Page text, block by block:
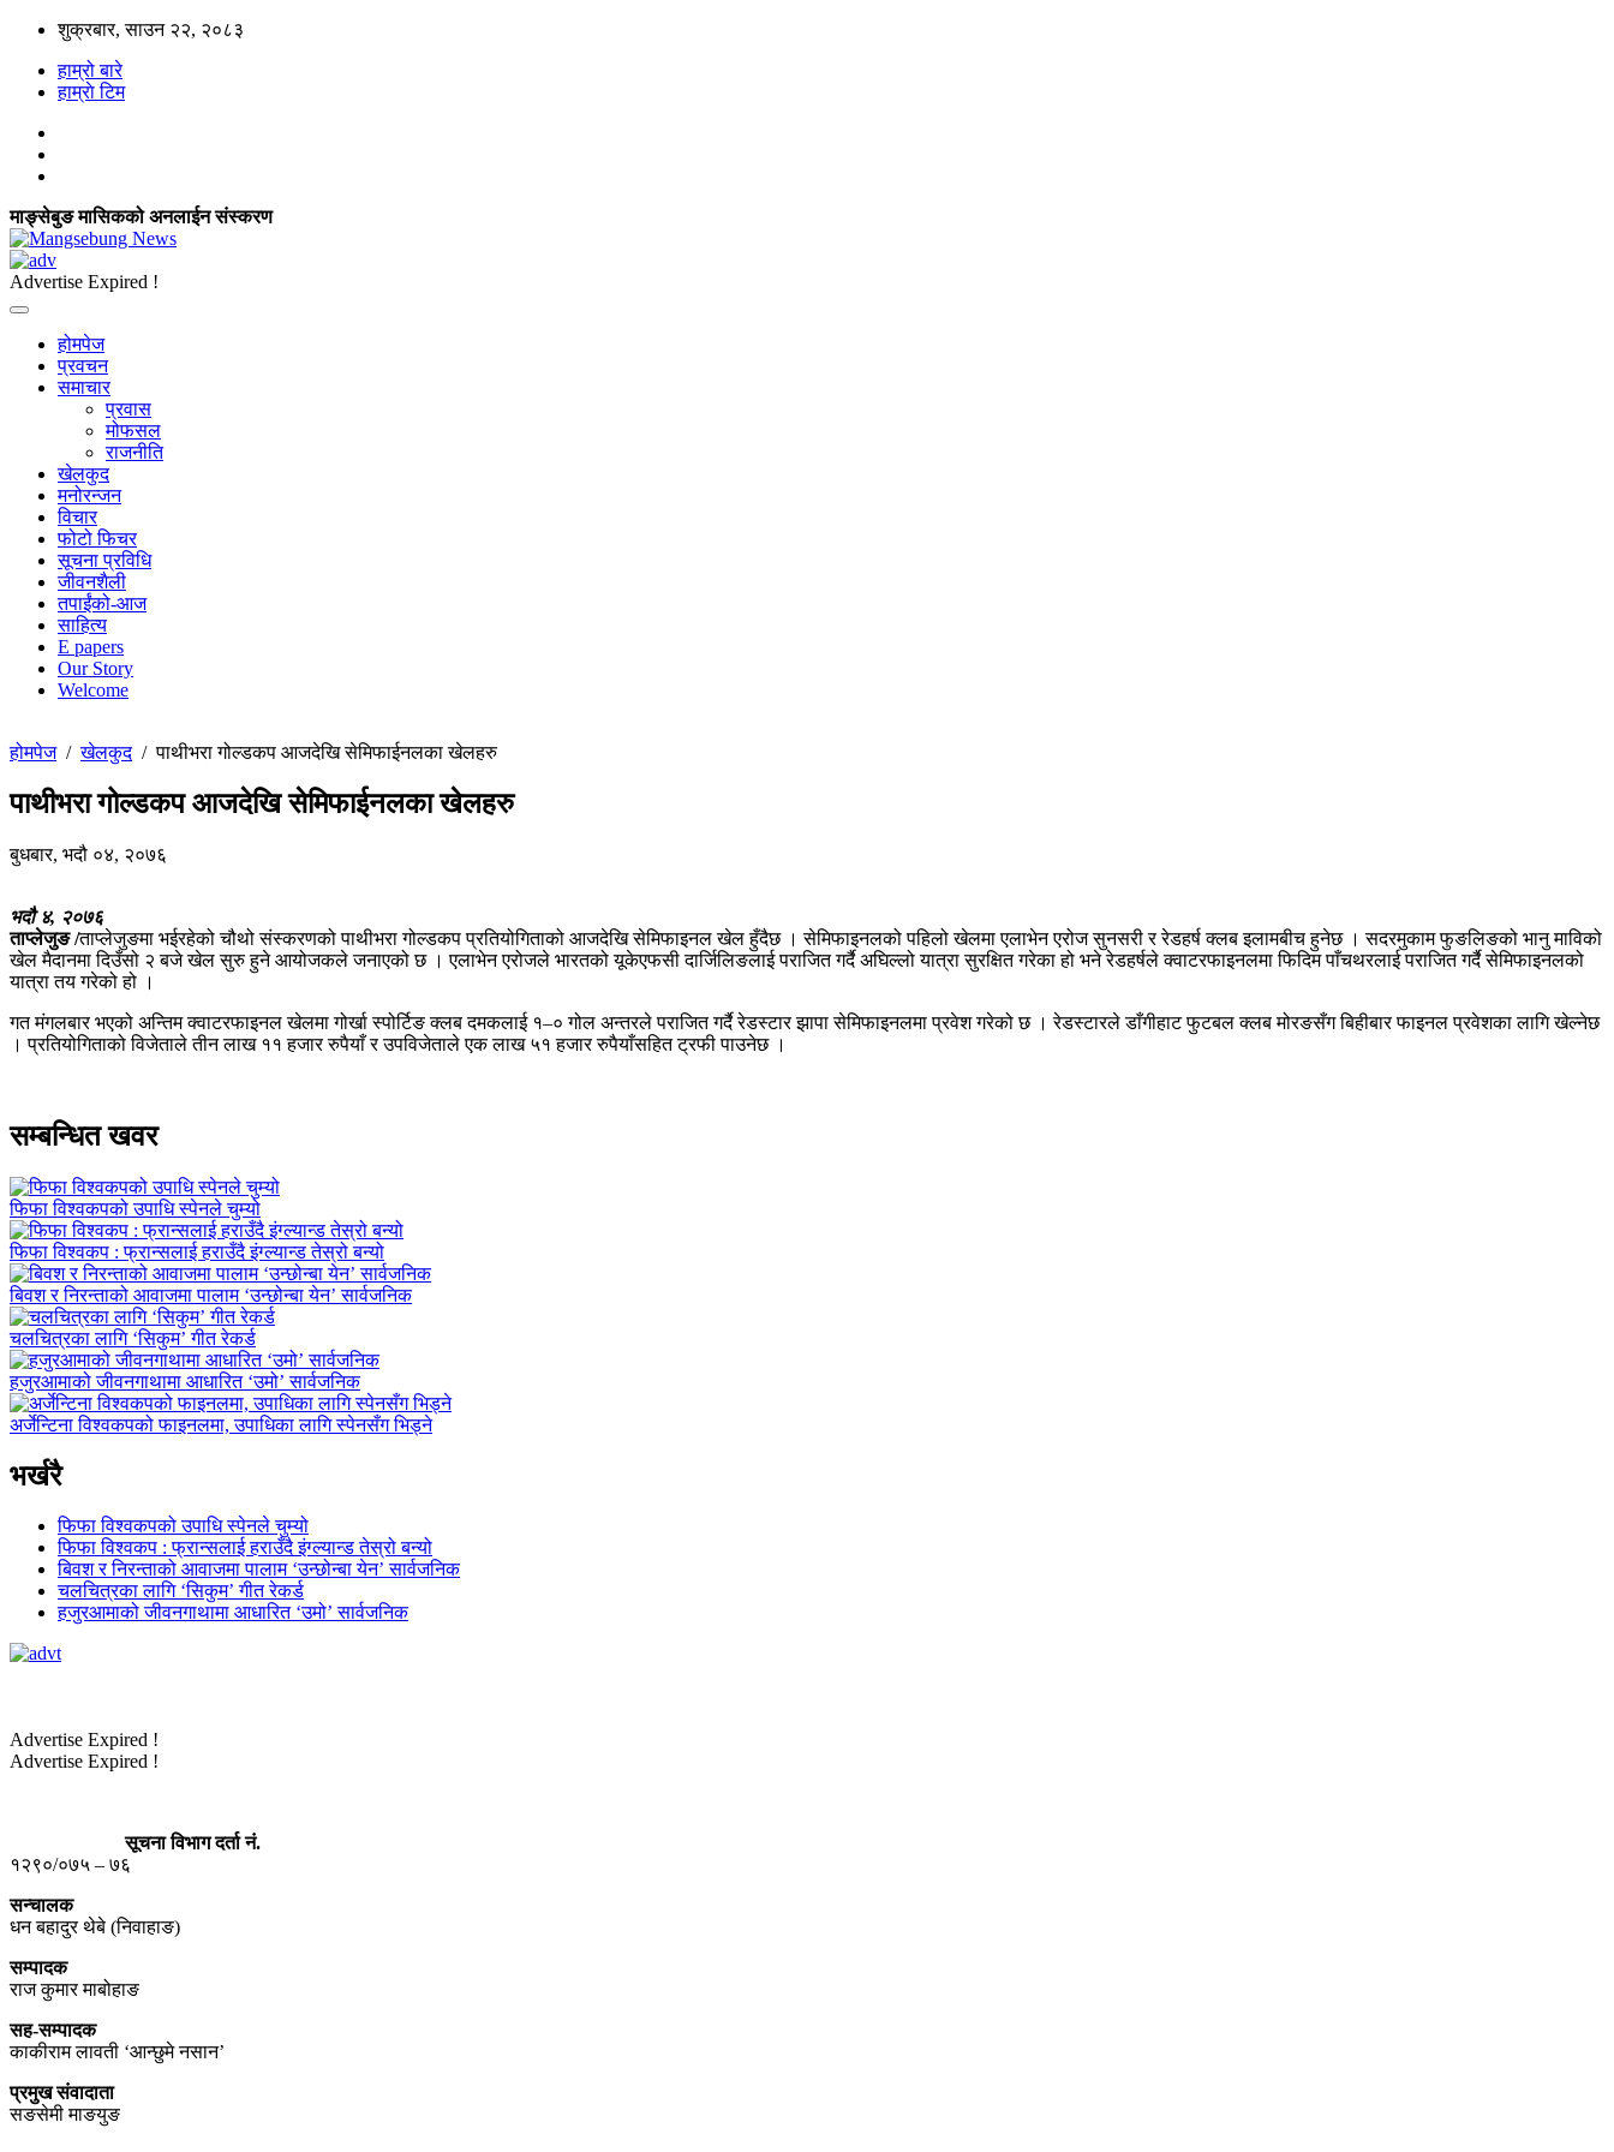
शुक्रबार, साउन २२, २०८३
हाम्रो बारे
हाम्राे टिम
माङ्सेबुङ मासिकको अनलाईन संस्करण
Advertise Expired !
होमपेज
प्रवचन
समाचार
प्रवास
मोफसल
राजनीति
खेलकुद
मनोरन्जन
विचार
फोटो फिचर
सूचना प्रविधि
जीवनशैली
तपाईंको-आज
साहित्य
E papers
Our Story
Welcome
होमपेज/खेलकुद/पाथीभरा गोल्डकप आजदेखि सेमिफाईनलका खेलहरु
पाथीभरा गोल्डकप आजदेखि सेमिफाईनलका खेलहरु
बुधबार, भदौ ०४, २०७६
भदौ ४, २०७६
ताप्लेजुङ /ताप्लेजुङमा भईरहेको चौथो संस्करणको पाथीभरा गोल्डकप प्रतियोगिताको आजदेखि सेमिफाइनल खेल हुँदैछ । सेमिफाइनलको पहिलो खेलमा एलाभेन एरोज सुनसरी र रेडहर्ष क्लब इलामबीच हुनेछ । सदरमुकाम फुङलिङको भानु माविको
खेल मैदानमा दिउँसो २ बजे खेल सुरु हुने आयोजकले जनाएको छ । एलाभेन एरोजले भारतको यूकेएफसी दार्जिलिङलाई पराजित गर्दै अघिल्लो यात्रा सुरक्षित गरेका हो भने रेडहर्षले क्वाटरफाइनलमा फिदिम पाँचथरलाई पराजित गर्दै सेमिफाइनलको
यात्रा तय गरेको हो ।
गत मंगलबार भएको अन्तिम क्वाटरफाइनल खेलमा गोर्खा स्पोर्टिङ क्लब दमकलाई १–० गोल अन्तरले पराजित गर्दै रेडस्टार झापा सेमिफाइनलमा प्रवेश गरेको छ । रेडस्टारले डाँगीहाट फुटबल क्लब मोरङसँग बिहीबार फाइनल प्रवेशका लागि खेल्नेछ
। प्रतियोगिताको विजेताले तीन लाख ११ हजार रुपैयाँ र उपविजेताले एक लाख ५१ हजार रुपैयाँसहित ट्रफी पाउनेछ ।
सम्बन्धित खवर
फिफा विश्वकपको उपाधि स्पेनले चुम्यो
फिफा विश्वकप : फ्रान्सलाई हराउँदै इंग्ल्यान्ड तेस्रो बन्यो
बिवश र निरन्ताको आवाजमा पालाम ‘उन्छोन्बा येन’ सार्वजनिक
चलचित्रका लागि ‘सिकुम’ गीत रेकर्ड
हजुरआमाको जीवनगाथामा आधारित ‘उमो’ सार्वजनिक
अर्जेन्टिना विश्वकपको फाइनलमा, उपाधिका लागि स्पेनसँग भिड्ने
भर्खरै
फिफा विश्वकपको उपाधि स्पेनले चुम्यो
फिफा विश्वकप : फ्रान्सलाई हराउँदै इंग्ल्यान्ड तेस्रो बन्यो
बिवश र निरन्ताको आवाजमा पालाम ‘उन्छोन्बा येन’ सार्वजनिक
चलचित्रका लागि ‘सिकुम’ गीत रेकर्ड
हजुरआमाको जीवनगाथामा आधारित ‘उमो’ सार्वजनिक
Advertise Expired !
Advertise Expired !
सूचना विभाग दर्ता नं.
१२९०/०७५ – ७६
सन्चालक
धन बहादुर थेबे (निवाहाङ)
सम्पादक
राज कुमार माबोहाङ
सह-सम्पादक
काकीराम लावती ‘आन्छुमे नसान’
प्रमुख संवादाता
सङसेमी माङयुङ